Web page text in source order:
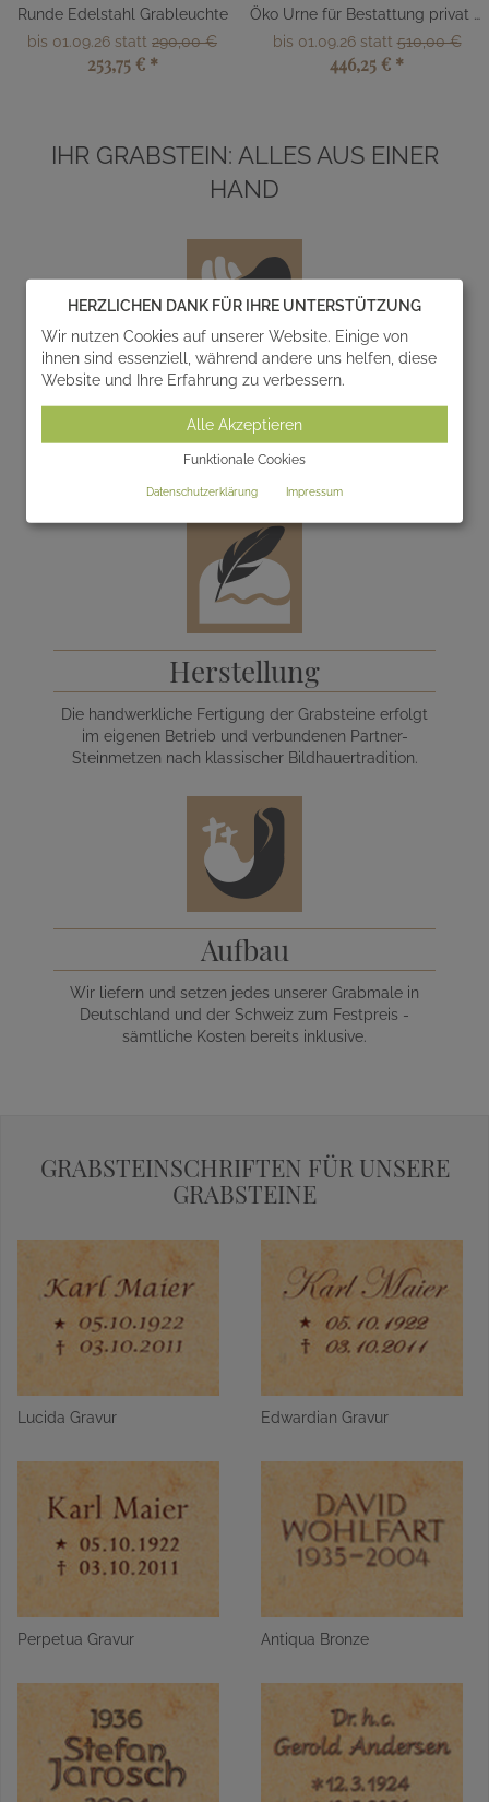
Runde Edelstahl Grableuchte
bis 01.09.26 statt 290,00 €
253,75 € *
Öko Urne für Bestattung privat kaufen
bis 01.09.26 statt510,00 €
446,25 € *
IHR GRABSTEIN: ALLES AUS EINER
HAND
Entwurf
Wir entwerfen und realisieren gemeinsam mit Ihnen
einzigartige Gedenksteine zur individuellen
Herstellung
Die handwerkliche Fertigung der Grabsteine erfolgt
im eigenen Betrieb und verbundenen Partner-
Steinmetzen nach klassischer Bildhauertradition.
Aufbau
Wir liefern und setzen jedes unserer Grabmale in
Deutschland und der Schweiz zum Festpreis -
sämtliche Kosten bereits inklusive.
GRABSTEINSCHRIFTEN FÜR UNSERE
GRABSTEINE
Lucida Gravur Edwardian Gravur
Perpetua Gravur Antiqua Bronze
HERZLICHEN DANK FÜR IHRE UNTERSTÜTZUNG
Wir nutzen Cookies auf unserer Website. Einige von
ihnen sind essenziell, während andere uns helfen, diese
Website und Ihre Erfahrung zu verbessern.
Alle Akzeptieren
Funktionale Cookies
Datenschutzerklärung Impressum